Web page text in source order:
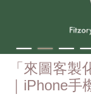
「來圖客
｜iPhone手